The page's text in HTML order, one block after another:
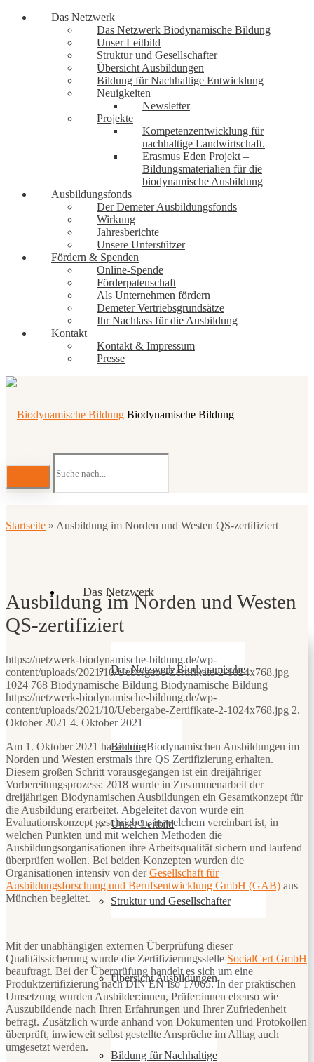
Das Netzwerk
Das Netzwerk Biodynamische Bildung
Unser Leitbild
Struktur und Gesellschafter
Übersicht Ausbildungen
Bildung für Nachhaltige Entwicklung
Neuigkeiten
Newsletter
Projekte
Kompetenzentwicklung für
nachhaltige Landwirtschaft.
Erasmus Eden Projekt –
Bildungsmaterialien für die
biodynamische Ausbildung
Ausbildungsfonds
Der Demeter Ausbildungsfonds
Wirkung
Jahresberichte
Unsere Unterstützer
Fördern & Spenden
Online-Spende
Förderpatenschaft
Als Unternehmen fördern
Demeter Vertriebsgrundsätze
Ihr Nachlass für die Ausbildung
Kontakt
Kontakt & Impressum
Presse
Biodynamische Bildung
Das Netzwerk
Das Netzwerk Biodynamische
Bildung
Unser Leitbild
Struktur und Gesellschafter
Übersicht Ausbildungen
Bildung für Nachhaltige
Startseite » Ausbildung im Norden und Westen QS-zertifiziert
Ausbildung im Norden und Westen
QS-zertifiziert
https://netzwerk-biodynamische-bildung.de/wp-
content/uploads/2021/10/Uebergabe-Zertifikate-2-1024x768.jpg
1024 768 Biodynamische Bildung Biodynamische Bildung
https://netzwerk-biodynamische-bildung.de/wp-
content/uploads/2021/10/Uebergabe-Zertifikate-2-1024x768.jpg 2.
Oktober 2021 4. Oktober 2021
Am 1. Oktober 2021 haben die Biodynamischen Ausbildungen im
Norden und Westen erstmals ihre QS Zertifizierung erhalten.
Diesem großen Schritt vorausgegangen ist ein dreijähriger
Vorbereitungsprozess: 2018 wurde in Zusammenarbeit der
dreijährigen Biodynamischen Ausbildungen ein Gesamtkonzept für
die Ausbildung erarbeitet. Abgeleitet davon wurde ein
Evaluationskonzept geschrieben, in welchem vereinbart ist, in
welchen Punkten und mit welchen Methoden die
Ausbildungsorganisationen ihre Arbeitsqualität sichern und laufend
überprüfen wollen. Bei beiden Konzepten wurden die
Organisationen intensiv von derGesellschaft für
Ausbildungsforschung und Berufsentwicklung GmbH (GAB) aus
München begleitet.
Mit der unabhängigen externen Überprüfung dieser
Qualitätssicherung wurde die Zertifizierungsstelle SocialCert GmbH
beauftragt. Bei der Überprüfung handelt es sich um eine
Produktzertifizierung nach DIN EN Iso 17065. In der praktischen
Umsetzung wurden Ausbilder:innen, Prüfer:innen ebenso wie
Auszubildende nach Ihren Erfahrungen und Ihrer Zufriedenheit
befragt. Zusätzlich wurde anhand von Dokumenten und Protokollen
überprüft, inwieweit selbst gestellte Ansprüche im Alltag auch
umgesetzt werden.